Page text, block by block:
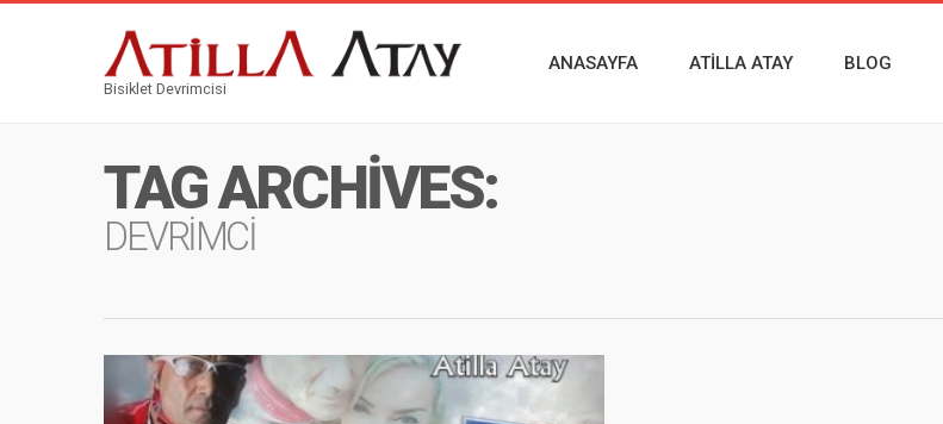
Bisiklet Devrimcisi
ANASAYFA ATILLA ATAY BLOG
TAG ARCHIVES:
DEVRIMCI